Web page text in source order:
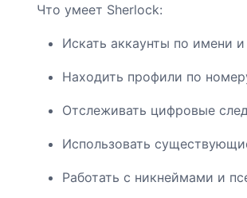
Что умеет Sherlock:
Искать аккаунты по имени
Находить профили по
Отслеживать цифровые
Использовать
Работать с никнеймами и